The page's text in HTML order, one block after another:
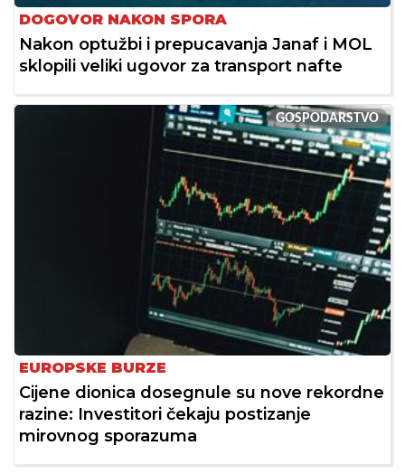
DOGOVOR NAKON SPORA
Nakon optužbi i prepucavanja Janaf i MOL
sklopili veliki ugovor za transport nafte
GOSPODARSTVO
EUROPSKE BURZE
Cijene dionica dosegnule su nove rekordne
razine: Investitori čekaju postizanje
mirovnog sporazuma